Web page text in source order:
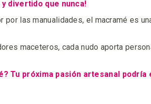
divertido que nunca!
las manualidades, el macramé es
maceteros, cada nudo aporta
Tu próxima pasión artesanal podría